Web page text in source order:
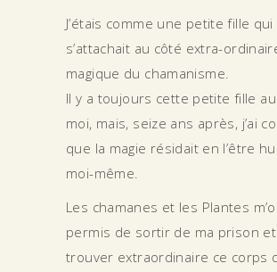
J’étais comme une petite fille qui
s’attachait au côté extra-
magique du chamanisme.
Il y a toujours cette petite fille
moi, mais, seize ans après, j’ai
que la magie résidait en l’être
moi-même.
Les chamanes et les Plantes
permis de sortir de ma prison
trouver extraordinaire ce corps